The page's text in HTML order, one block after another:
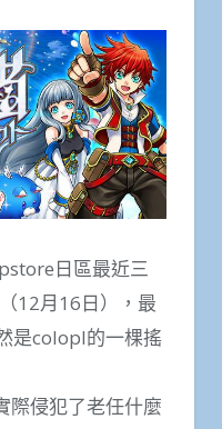
日區最近三
12月16日），最
是colopl的一棵搖
際侵犯了老任什麼